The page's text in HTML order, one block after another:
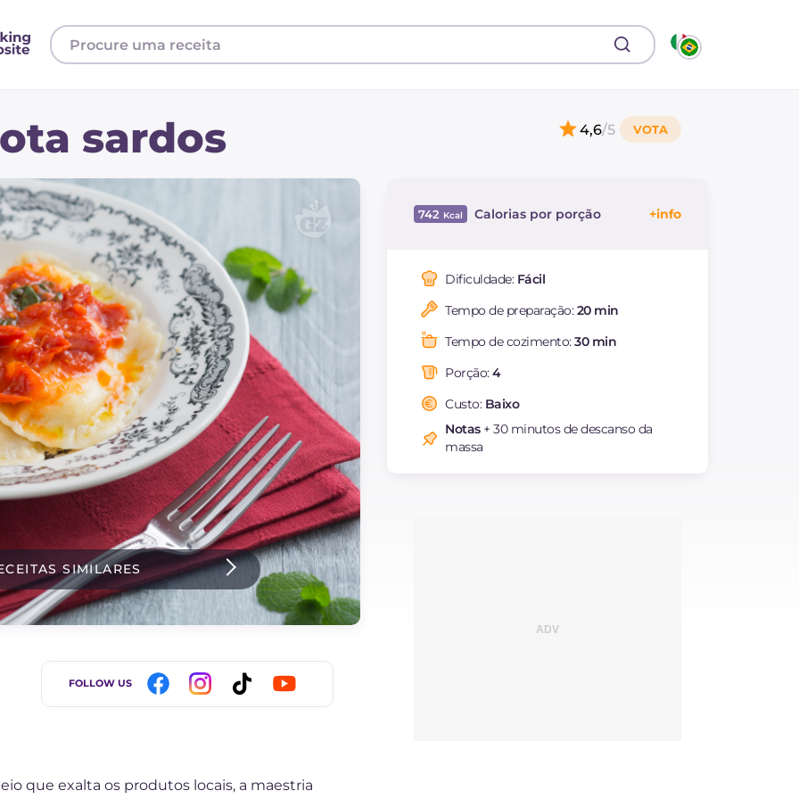
sardos 4,6/5
SIMILARES
FOLLOW US
742 Calorias por porção
dos quais açúcares
Proteína g
Gorduras g
saturadas
Fibra
Colesterol
Sódio
Dificuldade: Fácil
Tempo de preparação:20 min
Tempo de cozimento:30 min
Porção:4
Custo: Baixo
Notas+ 30 minutos de descanso da
massa
que exalta os produtos locais, a maestria